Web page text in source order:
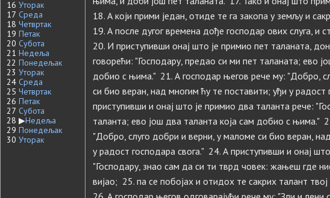
16 Уторак
17 Среда
18 Четвртак
19 Петак
20 Субота
21 Недеља
22 Понедељак
23 Уторак
24 Среда
25 Четвртак
26 Петак
27 Субота
28 ▶Недеља
29 Понедељак
30 Уторак
18. А који прими један, отиде те га закопа у земљу и
19. А после дугог времена дође господар ових слуга, и
20. И приступивши онај што је примио пет таланата,
говорећи: "Господару, предао си ми пет таланата; ево
добио с њима." 21. А господар његов рече му: "Добро,
си био веран, над многим ћу те поставити; уђи у радост
приступивши и онај што је примио два таланта рече:
таланта; ево још два таланта која сам добио с њима."
"Добро, слуго добри и верни, у маломе си био веран,
у радост господара свога." 24. А приступивши и онај
"Господару, знао сам да си ти тврд човек: жањеш где
вијао; 25. па се побојах и отидох те сакрих талант